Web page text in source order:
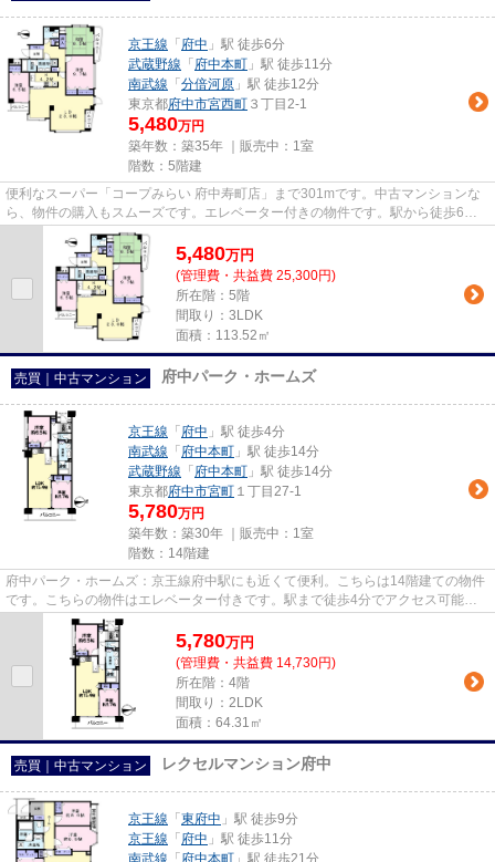
京王線 「 府中 」駅 徒歩6分
武蔵野線 「 府中本町 」駅 徒歩11分
南武線 「 分倍河原 」駅 徒歩12分
東京都府中市宮西町 ３丁目2-1
5,480万円
築年数：築35年 ｜販売中： 1室
階数：5階建
便利なスーパー「コープみらい 府中寿町店」まで301mです。中古マンションな
ら、物件の購入もスムーズです。エレベーター付きの物件です。駅から徒歩6分
圏内に立地しています。当社は...
5,480万円
(管理費・共益費 25,300円)
所在階：5階
間取り：3LDK
面積：113.52㎡
売買｜中古マンション 府中パーク・ホームズ
京王線 「 府中 」駅 徒歩4分
南武線 「 府中本町 」駅 徒歩14分
武蔵野線 「 府中本町 」駅 徒歩14分
東京都府中市宮町 １丁目27-1
5,780万円
築年数：築30年 ｜販売中： 1室
階数：14階建
府中パーク・ホームズ：京王線府中駅にも近くて便利。こちらは14階建ての物件
です。こちらの物件はエレベーター付きです。駅まで徒歩4分でアクセス可能な
物件です。不動産のことでお悩...
5,780万円
(管理費・共益費 14,730円)
所在階：4階
間取り：2LDK
面積：64.31㎡
売買｜中古マンション レクセルマンション府中
京王線 「 東府中 」駅 徒歩9分
京王線 「 府中 」駅 徒歩11分
南武線 「 府中本町 」駅 徒歩21分